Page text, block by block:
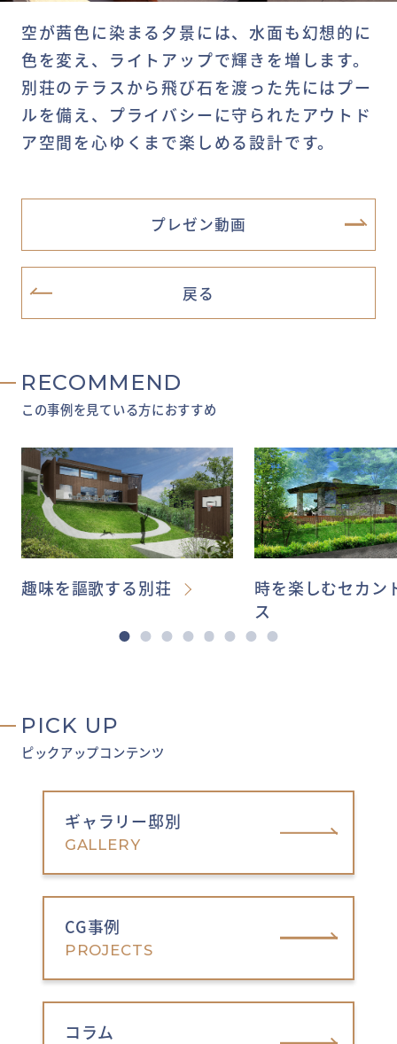
空が茜色に染まる夕景には、水面も幻想的に
色を変え、ライトアップで輝きを増します。
別荘のテラスから飛び石を渡った先にはプー
ルを備え、プライバシーに守られたアウトド
ア空間を心ゆくまで楽しめる設計です。
プレゼン動画
戻る
RECOMMEND
この事例を見ている方におすすめ
趣味を謳歌する別荘
時を楽しむセカン
ス
PICK UP
ピックアップコンテンツ
ギャラリー邸別
GALLERY
CG事例
PROJECTS
コラム